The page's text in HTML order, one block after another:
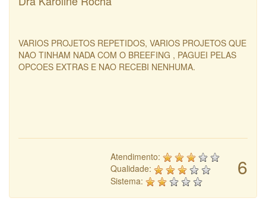
VARIOS PROJETOS REPETIDOS, VARIOS PROJETOS QUE
NAO TINHAM NADA COM O BREEFING , PAGUEI PELAS
OPCOES EXTRAS E NAO RECEBI NENHUMA.
6
Atendimento:
Qualidade:
Sistema: